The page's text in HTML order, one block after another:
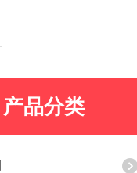
产品分类